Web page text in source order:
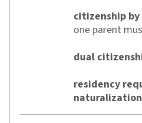
citizenship
one parent
dual
residency